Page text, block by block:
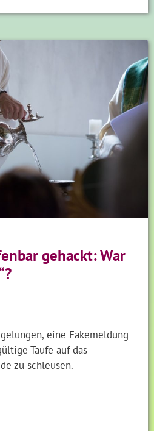
gehackt: War
eine Fakemeldung
Taufe auf das
zu schleusen.